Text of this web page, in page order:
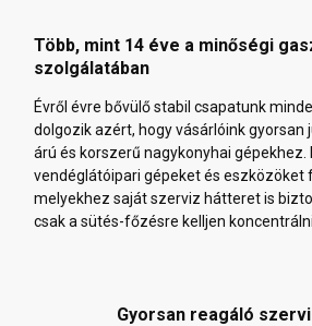
Több, mint 14 éve a minőségi
szolgálatában
Évről évre bővülő stabil csapatunk
dolgozik azért, hogy vásárlóink gyorsan
árú és korszerű nagykonyhai gépekhez.
vendéglátóipari gépeket és eszközöket
melyekhez saját szerviz hátteret is
csak a sütés-főzésre kelljen
Gyorsan reagáló